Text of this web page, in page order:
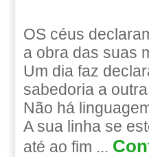
OS céus
a obra das suas
Um dia faz
sabedoria a
Não há
A sua linha se
até ao fim ...